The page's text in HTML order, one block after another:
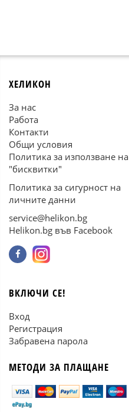
ХЕЛИКОН
За нас
Работа
Контакти
Общи условия
Политика за използване на
"бисквитки"
Политика за сигурност на
личните данни
service@helikon.bg
Helikon.bg във Facebook
ВКЛЮЧИ СЕ!
Вход
Регистрация
Забравена парола
МЕТОДИ ЗА ПЛАЩАНЕ